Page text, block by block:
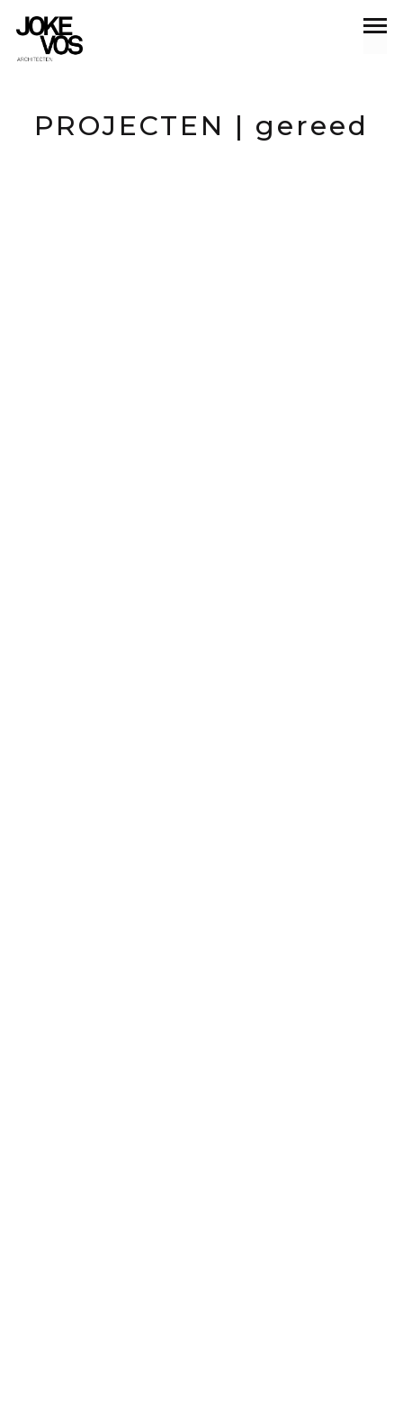
gereed